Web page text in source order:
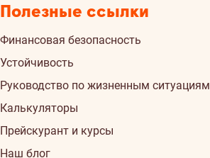
Полезные ссылки
Финансовая безопасность
Устойчивость
Руководство по жизненным ситуациям
Калькуляторы
Прейскурант и курсы
Наш блог